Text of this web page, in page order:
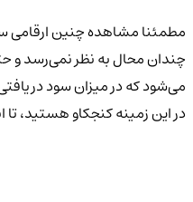
مطمئنا مشاهده چنین ارقامی
در این زمینه کنجکاو هستید،